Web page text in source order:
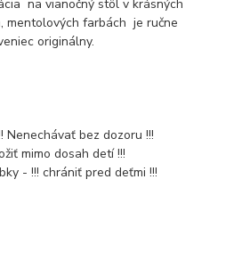
na vianočný stôl v krásných
mentolových farbách je ručne
originálny.
Nenechávať bez dozoru !!!
mimo dosah detí !!!
- !!! chrániť pred deťmi !!!